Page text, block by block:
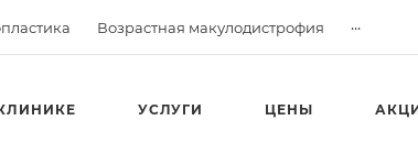
Возрастная макулодистрофия ...
УСЛУГИ ЦЕНЫ